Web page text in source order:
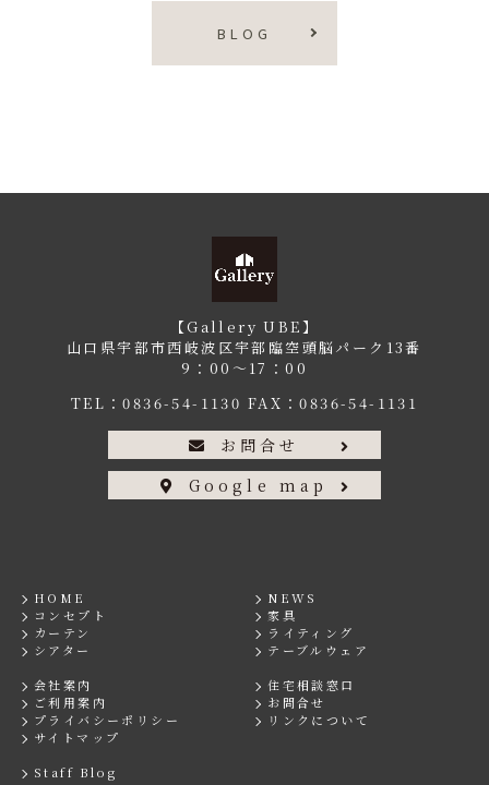
BLOG
【Gallery UBE】
山口県宇部市西岐波区宇部臨空頭脳パーク13番
9：00〜17：00
TEL：0836-54-1130 FAX：0836-54-1131
お問合せ
Google map
HOME
NEWS
コンセプト
家具
カーテン
ライティング
シアター
テーブルウェア
会社案内
住宅相談窓口
ご利用案内
お問合せ
プライバシーポリシー
リンクについて
サイトマップ
Staff Blog